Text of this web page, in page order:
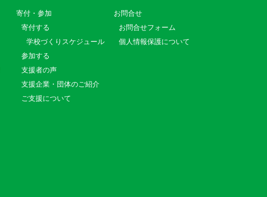
寄付・参加
寄付する
学校づくりスケジュール
参加する
支援者の声
支援企業・団体のご紹介
ご支援について
お問合せ
お問合せフォーム
個人情報保護について